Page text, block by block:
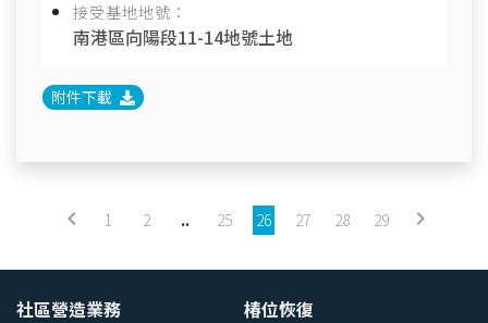
接受基地地號：
南港區向陽段11-14地號土地
附件下載
keyboard_arrow_left 1 2 .. 25 26 27 28 29 keyboard_arrow_right
社區營造業務
椿位恢復